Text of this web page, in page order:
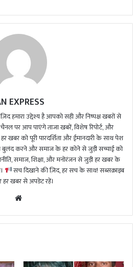
EXPRESS
हमारा उद्देश्य है आपको सही और निष्पक्ष खबरों से
पर आप पाएंगे ताजा खबरें, विशेष रिपोर्ट, और
खबर को पूरी पारदर्शिता और ईमानदारी के साथ पेश
करने और समाज के हर कोने से जुड़ी सच्चाई को
समाज, शिक्षा, और मनोरंजन से जुड़ी हर खबर के
सच दिखाने की ज़िद, हर सच के साथ! सब्सक्राइब
खबर से अपडेट रहें।
te